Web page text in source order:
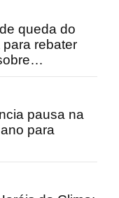
queda do
rebater
pausa na
para